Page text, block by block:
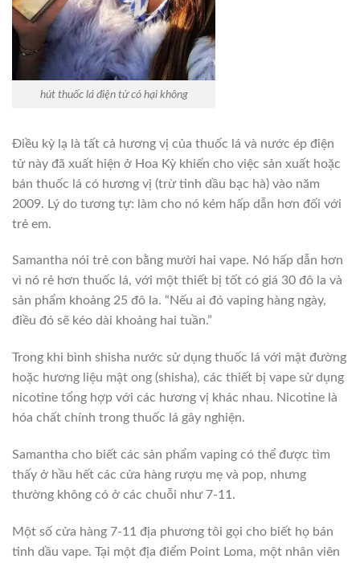
hút thuốc lá điện tử có hại không
Điều kỳ lạ là tất cả hương vị của thuốc lá và nước ép điện
tử này đã xuất hiện ở Hoa Kỳ khiến cho việc sản xuất hoặc
bán thuốc lá có hương vị (trừ tinh dầu bạc hà) vào năm
2009. Lý do tương tự: làm cho nó kém hấp dẫn hơn đối với
trẻ em.
Samantha nói trẻ con bằng mười hai vape. Nó hấp dẫn hơn
vì nó rẻ hơn thuốc lá, với một thiết bị tốt có giá 30 đô la và
sản phẩm khoảng 25 đô la. “Nếu ai đó vaping hàng ngày,
điều đó sẽ kéo dài khoảng hai tuần.”
Trong khi bình shisha nước sử dụng thuốc lá với mật đường
hoặc hương liệu mật ong (shisha), các thiết bị vape sử dụng
nicotine tổng hợp với các hương vị khác nhau. Nicotine là
hóa chất chính trong thuốc lá gây nghiện.
Samantha cho biết các sản phẩm vaping có thể được tìm
thấy ở hầu hết các cửa hàng rượu mẹ và pop, nhưng
thường không có ở các chuỗi như 7-11.
Một số cửa hàng 7-11 địa phương tôi gọi cho biết họ bán
tinh dầu vape. Tại một địa điểm Point Loma, một nhân viên